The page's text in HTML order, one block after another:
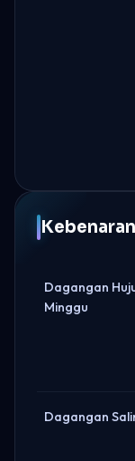
Dagangan
Minggu
Dagangan